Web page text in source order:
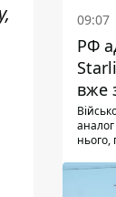
09:07
РФ
вже
нього,